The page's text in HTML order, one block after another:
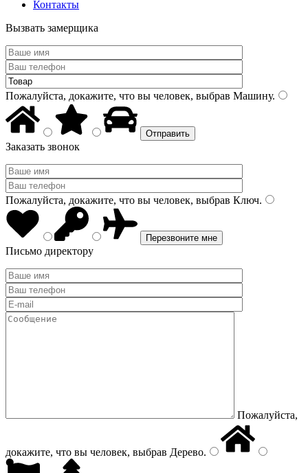
Контакты
Вызвать замерщика
Пожалуйста, докажите, что вы человек, выбрав Машину.
Заказать звонок
Пожалуйста, докажите, что вы человек, выбрав Ключ.
Письмо директору
Пожалуйста,
докажите, что вы человек, выбрав Дерево.